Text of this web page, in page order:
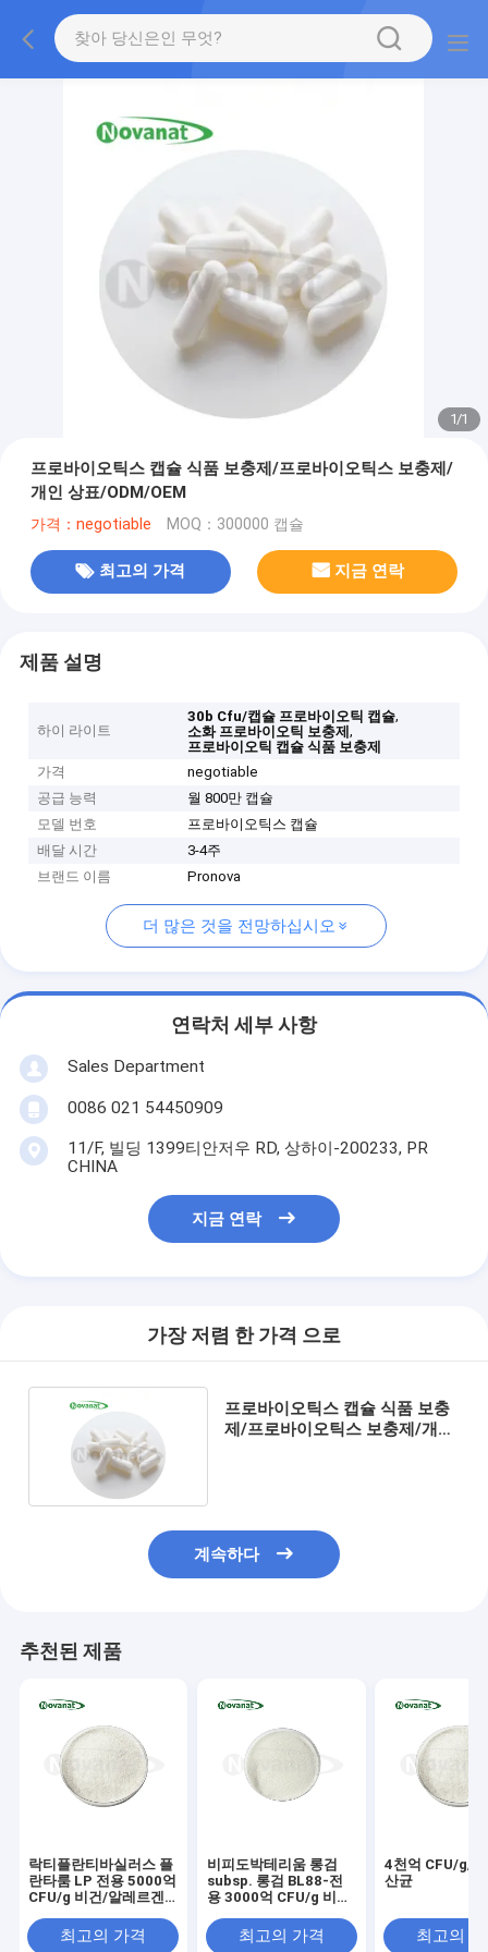
1/1
프로바이오틱스 캡슐 식품 보충제/프로바이오틱스 보충제/
개인 상표/ODM/OEM
가격：negotiable MOQ：300000 캡슐
최고의 가격 지금 연락
제품 설명
하이 라이트
30b Cfu/캡슐 프로바이오틱 캡슐,
소화 프로바이오틱 보충제,
프로바이오틱 캡슐 식품 보충제
가격
negotiable
공급 능력
월 800만 캡슐
모델 번호
프로바이오틱스 캡슐
배달 시간
3-4주
브랜드 이름
Pronova
더 많은 것을 전망하십시오
연락처 세부 사항
Sales Department
0086 021 54450909
11/F, 빌딩 1399티안저우 RD, 상하이-200233, PR
CHINA
지금 연락
가장 저렴 한 가격 으로
프로바이오틱스 캡슐 식품 보충
제/프로바이오틱스 보충제/개인
계속하다
추천된 제품
락티플란티바실러스 플
란타룸 LP 전용 5000억
CFU/g 비건/알레르겐
품 프리최고의 가격
비피도박테리움 롱검
subsp. 롱검 BL88-전
용 3000억 CFU/g 비
텐 프리/유제품 프리
최고의 가격
4천억 CFU/g/
산균
최고의